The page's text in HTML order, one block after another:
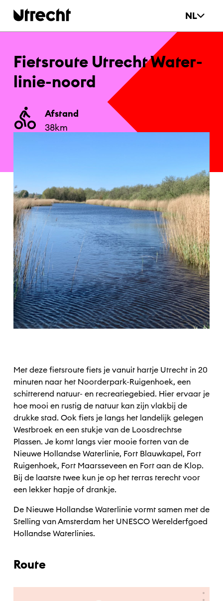
NL
Fiets­rou­­te Ut­­recht Wa­­ter­­
li­­nie-noord
Afstand
38km
Met deze fietsroute fiets je vanuit hartje Utrecht in 20
minuten naar het Noorderpark-Ruigenhoek, een
schitterend natuur- en recreatiegebied. Hier ervaar je
hoe mooi en rustig de natuur kan zijn vlakbij de
drukke stad. Ook fiets je langs het landelijk gelegen
Westbroek en een stukje van de Loosdrechtse
Plassen. Je komt langs vier mooie forten van de
Nieuwe Hollandse Waterlinie, Fort Blauwkapel, Fort
Ruigenhoek, Fort Maarsseveen en Fort aan de Klop.
Bij de laatste twee kun je op het terras terecht voor
een lekker hapje of drankje.
De Nieuwe Hollandse Waterlinie vormt samen met de
Stelling van Amsterdam het UNESCO Werelderfgoed
Hollandse Waterlinies.
Route